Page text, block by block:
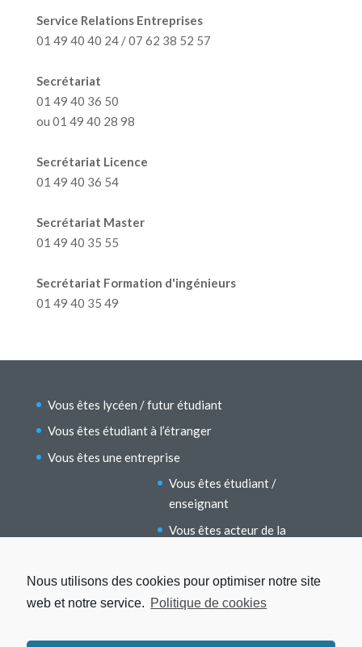
Nous utilisons des cookies pour optimiser notre site
web et notre service. Politique de cookies
Service Relations Entreprises
01 49 40 40 24 / 07 62 38 52 57
Secrétariat
01 49 40 36 50
ou 01 49 40 28 98
Secrétariat Licence
01 49 40 36 54
Secrétariat Master
01 49 40 35 55
Secrétariat Formation d'ingénieurs
01 49 40 35 49
Vous êtes lycéen / futur étudiant
Vous êtes étudiant à l’étranger
Vous êtes une entreprise
Vous êtes étudiant /
enseignant
Vous êtes acteur de la
Vous êtes un ancien étudiant